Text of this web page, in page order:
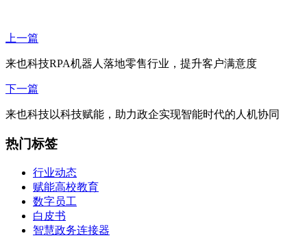
上一篇
来也科技RPA机器人落地零售行业，提升客户满意度
下一篇
来也科技以科技赋能，助力政企实现智能时代的人机协同
热门标签
行业动态
赋能高校教育
数字员工
白皮书
智慧政务连接器